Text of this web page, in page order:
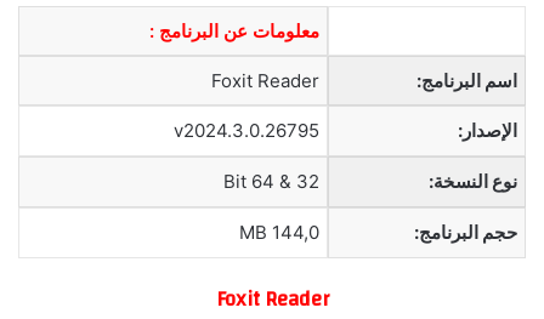
معلومات عن البرنامج :
اسم البرنامج: Foxit Reader
الإصدار: v2024.3.0.26795
نوع النسخة: 32 & 64 Bit
حجم البرنامج: 144,0 MB
Foxit Reader